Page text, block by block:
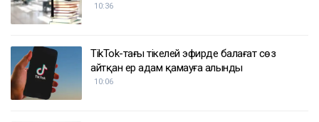
10:36
TikTok-тағы тікелей эфирде балағат сөз
айтқан ер адам қамауға алынды
10:06